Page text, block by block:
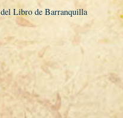
Libro de Barranquilla